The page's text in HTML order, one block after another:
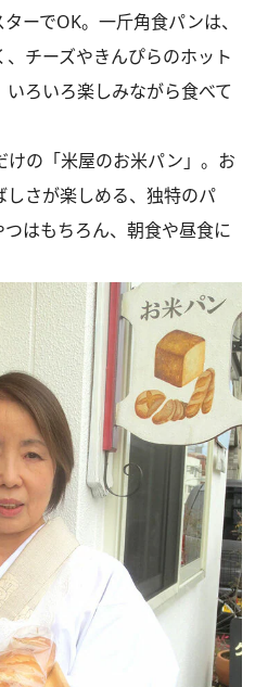
ーでOK。一斤角食パンは、
チーズやきんぴらのホット
ろいろ楽しみながら食べて
の「米屋のお米パン」。お
さが楽しめる、独特のパ
はもちろん、朝食や昼食に